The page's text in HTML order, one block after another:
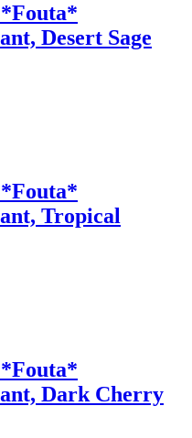
Desert Sage
Tropical
Dark Cherry